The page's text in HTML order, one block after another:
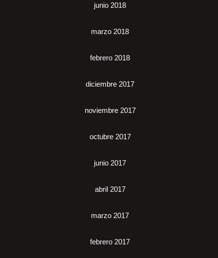
junio 2018
marzo 2018
febrero 2018
diciembre 2017
noviembre 2017
octubre 2017
junio 2017
abril 2017
marzo 2017
febrero 2017